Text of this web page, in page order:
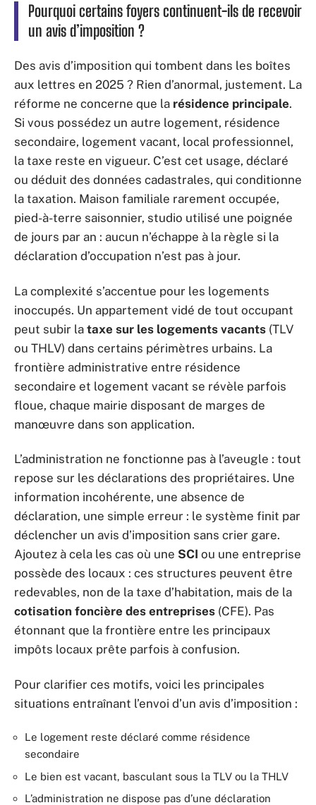
Pourquoi certains foyers continuent-ils de recevoir
un avis d’imposition ?
Des avis d’imposition qui tombent dans les boîtes
aux lettres en 2025 ? Rien d’anormal, justement. La
réforme ne concerne que la résidence principale.
Si vous possédez un autre logement, résidence
secondaire, logement vacant, local professionnel,
la taxe reste en vigueur. C’est cet usage, déclaré
ou déduit des données cadastrales, qui conditionne
la taxation. Maison familiale rarement occupée,
pied-à-terre saisonnier, studio utilisé une poignée
de jours par an : aucun n’échappe à la règle si la
déclaration d’occupation n’est pas à jour.
La complexité s’accentue pour les logements
inoccupés. Un appartement vidé de tout occupant
peut subir la taxe sur les logements vacants (TLV
ou THLV) dans certains périmètres urbains. La
frontière administrative entre résidence
secondaire et logement vacant se révèle parfois
floue, chaque mairie disposant de marges de
manœuvre dans son application.
L’administration ne fonctionne pas à l’aveugle : tout
repose sur les déclarations des propriétaires. Une
information incohérente, une absence de
déclaration, une simple erreur : le système finit par
déclencher un avis d’imposition sans crier gare.
Ajoutez à cela les cas où une SCI ou une entreprise
possède des locaux : ces structures peuvent être
redevables, non de la taxe d’habitation, mais de la
cotisation foncière des entreprises (CFE). Pas
étonnant que la frontière entre les principaux
impôts locaux prête parfois à confusion.
Pour clarifier ces motifs, voici les principales
situations entraînant l’envoi d’un avis d’imposition :
Le logement reste déclaré comme résidence
secondaire
Le bien est vacant, basculant sous la TLV ou la THLV
L’administration ne dispose pas d’une déclaration